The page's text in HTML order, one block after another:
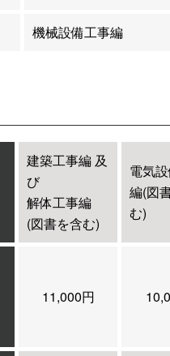
機械設備工事編
建築工事編 及
び
解体工事編
(図書を含む)
電気
編(図
む)
11,000円